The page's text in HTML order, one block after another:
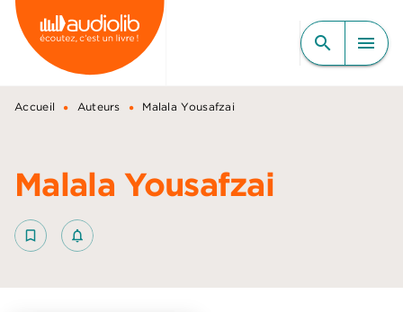
MENU RECHERCHE
CONTENU
PIED DE PAGE
search menu
Accueil • Auteurs • Malala Yousafzai
Malala Yousafzai
bookmark_border notifications_none_outlined